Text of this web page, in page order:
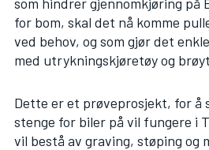
for bom, skal det nå komme
ved behov, og som gjør det
med utrykningskjøretøy og
Dette er et prøveprosjekt, for å
stenge for biler på vil fungere i
vil bestå av graving, støping og